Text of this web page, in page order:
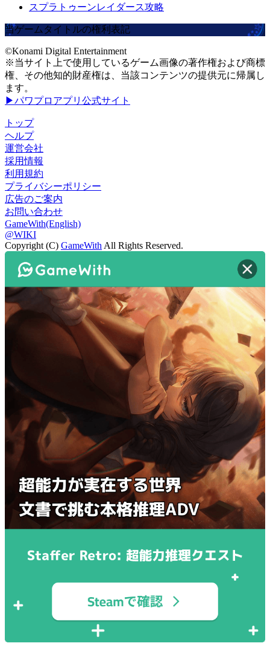
スプラトゥーンレイダース攻略
当ゲームタイトルの権利表記
©Konami Digital Entertainment
※当サイト上で使用しているゲーム画像の著作権および商標
権、その他知的財産権は、当該コンテンツの提供元に帰属し
ます。
▶パワプロアプリ公式サイト
トップ
ヘルプ
運営会社
採用情報
利用規約
プライバシーポリシー
広告のご案内
お問い合わせ
GameWith(English)
@WIKI
Copyright (C) GameWith All Rights Reserved.